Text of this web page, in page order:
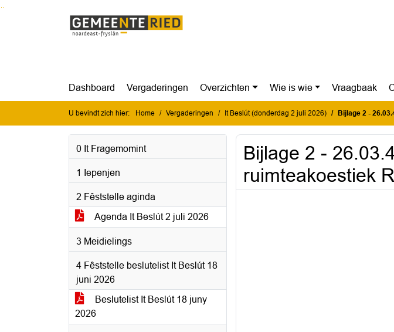
Ga naar de inhoud van deze pagina
Ga naar het zoeken
Ga naar het menu
Dashboard Vergaderingen Overzichten Wie is wie Vraagbaak
U bevindt zich hier: Home Vergaderingen It Beslút (donderdag 2 juli 2026) Bijlage 2 -
0 It Fragemomint
1 Iepenjen
2 Fêststelle aginda
Agenda It Beslút 2 juli 2026
3 Meidielings
4 Fêststelle beslutelist It Beslút 18
juni 2026
Beslutelist It Beslút 18 juny
2026
Bijlage 2 -
ruimteakoestiek